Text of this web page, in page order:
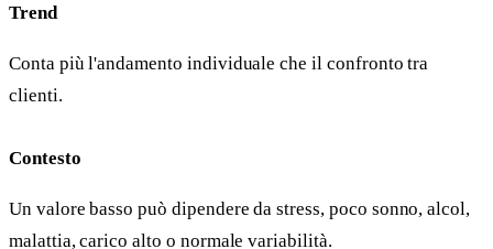
Trend
Conta più l'andamento individuale che il confronto tra
clienti.
Contesto
Un valore basso può dipendere da stress, poco sonno, alcol,
malattia, carico alto o normale variabilità.